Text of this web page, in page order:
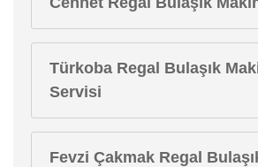
Türkoba Regal Bulaşık
Servisi
Fevzi Çakmak Regal